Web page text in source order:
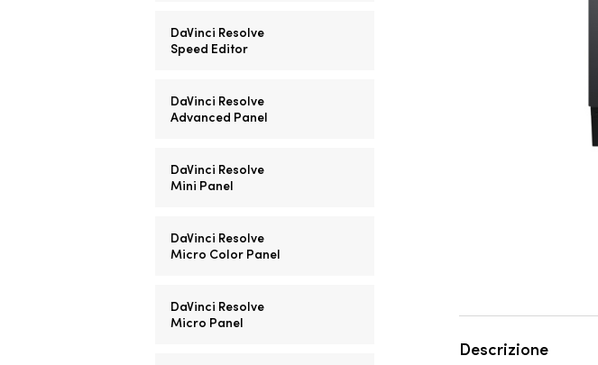
DaVinci Resolve
Speed Editor
DaVinci Resolve
Advanced Panel
DaVinci Resolve
Mini Panel
DaVinci Resolve
Micro Color Panel
DaVinci Resolve
Micro Panel
Descrizione